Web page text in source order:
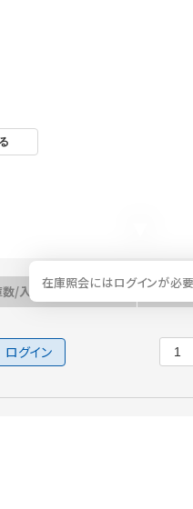
ご注意ください。
数/入荷予定日
在庫照会にはログインが必
数量
ログイン